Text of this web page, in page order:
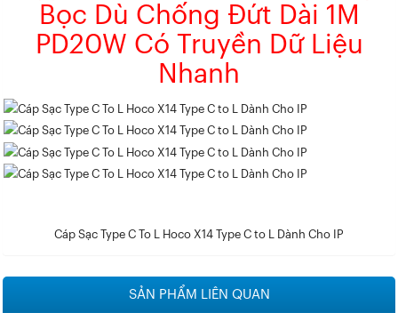
Bọc Dù Chống Đứt Dài 1M
PD20W Có Truyền Dữ Liệu
Nhanh
Cáp Sạc Type C To L Hoco X14 Type C to L Dành Cho IP
SẢN PHẨM LIÊN QUAN